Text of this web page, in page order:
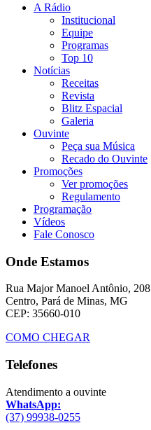
A Rádio
Institucional
Equipe
Programas
Top 10
Notícias
Receitas
Revista
Blitz Espacial
Galeria
Ouvinte
Peça sua Música
Recado do Ouvinte
Promoções
Ver promoções
Regulamento
Programação
Vídeos
Fale Conosco
Onde Estamos
Rua Major Manoel Antônio, 208
Centro, Pará de Minas, MG
CEP: 35660-010
COMO CHEGAR
Telefones
Atendimento a ouvinte
WhatsApp:
(37) 99938-0255